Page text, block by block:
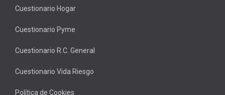
Cuestionario Hogar
Cuestionario Pyme
Cuestionario R.C. General
Cuestionario Vida Riesgo
Política de Cookies